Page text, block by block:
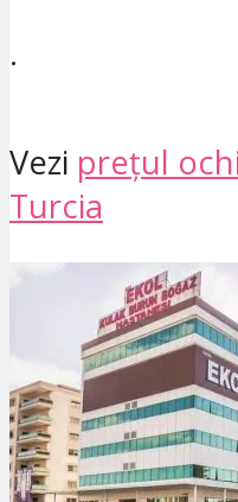
.
Vezi prețul
Turcia